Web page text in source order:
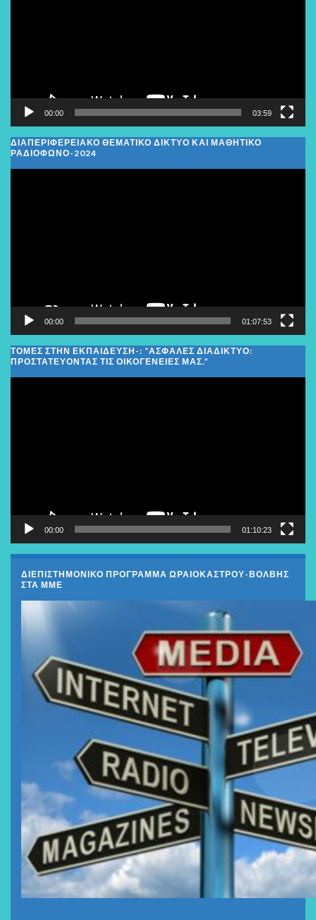
00:00 03:59
ΔΙΑΠΕΡΙΦΕΡΕΙΑΚΌ ΘΕΜΑΤΙΚΌ ΔΊΚΤΥΟ ΚΑΙ ΜΑΘΗΤΙΚΌ
ΡΑΔΙΌΦΩΝΟ-2024
00:00 01:07:53
ΤΟΜΕΣ ΣΤΗΝ ΕΚΠΑΙΔΕΥΣΗ-: “ΑΣΦΑΛΈΣ ΔΙΑΔΊΚΤΥΟ:
ΠΡΟΣΤΑΤΕΎΟΝΤΑΣ ΤΙΣ ΟΙΚΟΓΈΝΕΙΕΣ ΜΑΣ.”
00:00 01:10:23
ΔΙΕΠΙΣΤΗΜΟΝΙΚΟ ΠΡΟΓΡΑΜΜΑ ΩΡΑΙΟΚΑΣΤΡΟΥ-ΒΟΛΒΗΣ
ΣΤΑ ΜΜΕ